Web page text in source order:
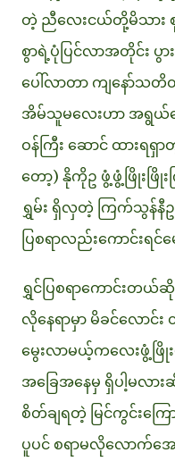
တဲ့ ညီလေးငယ်တို့မိသား စု
စွာရဲ့ပုံပြင်လာအတိုင်း ပွ
ပေါ်လာတာ ကျနော်သ
အိမ်သူမလေးဟာ အရွယ်
ဝန်ကြီး ဆောင် ထားရ
တော့) နိုကိုဥ ဖွံ့ဖွံ့ဖြိုးဖ
ရွှမ်း ရှိလှတဲ့ ကြက်သွန်နီ
ပြစရာလည်းကောင်းရ
ရွှင်ပြစရာကောင်းတ
လိုနေရာမှာ မိခင်လောင်
မွေးလာမယ့်ကလေးဖွံ့
အခြေအနေမှ ရှိပါ့မလာ
စိတ်ချရတဲ့ မြင်ကွင်းကြေ
ပူပင် စရာမလိုလောက်အ